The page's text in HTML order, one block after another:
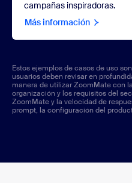
campañas inspiradoras.
Más información
Estos ejemplos de casos de uso
usuarios deben revisar en
manera de utilizar ZoomMate con
organización y los requisitos del
ZoomMate y la velocidad de
prompt, la configuración del